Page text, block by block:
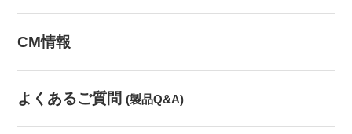
CM情報
よくあるご質問 (製品Q&A)